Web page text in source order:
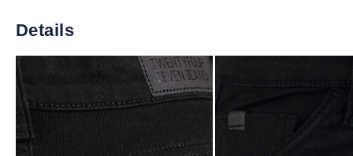
Details